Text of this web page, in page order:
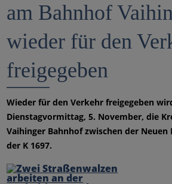
am Bahnhof
wieder für den
freigegeben
Wieder für den Verkehr freigegeben
Dienstagvormittag, 5. November, die
Vaihinger Bahnhof zwischen der
der K 1697.